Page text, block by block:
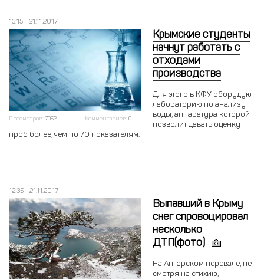
13:15 21.11.2017
Просмотров: 7062 Комментариев: 0
Крымские студенты
начнут работать с
отходами
производства
Для этого в КФУ оборудуют
лабораторию по анализу
воды, аппаратура которой
позволит давать оценку
проб более, чем по 70 показателям.
12:35 21.11.2017
Выпавший в Крыму
снег спровоцировал
несколько
ДТП(фото)
На Ангарском перевале, не
смотря на стихию,